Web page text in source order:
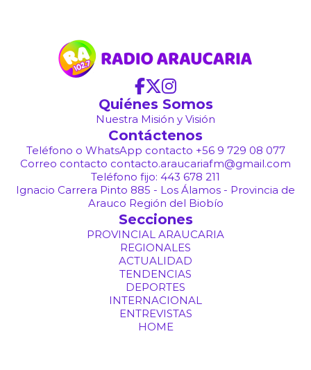
Quiénes Somos
Nuestra Misión y Visión
Contáctenos
Teléfono o WhatsApp contacto +56 9 729 08 077
Correo contacto contacto.araucariafm@gmail.com
Teléfono fijo: 443 678 211
Ignacio Carrera Pinto 885 - Los Álamos - Provincia de
Arauco Región del Biobío
Secciones
PROVINCIAL ARAUCARIA
REGIONALES
ACTUALIDAD
TENDENCIAS
DEPORTES
INTERNACIONAL
ENTREVISTAS
HOME